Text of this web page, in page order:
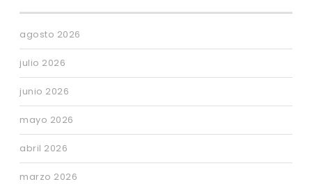
agosto 2026
julio 2026
junio 2026
mayo 2026
abril 2026
marzo 2026